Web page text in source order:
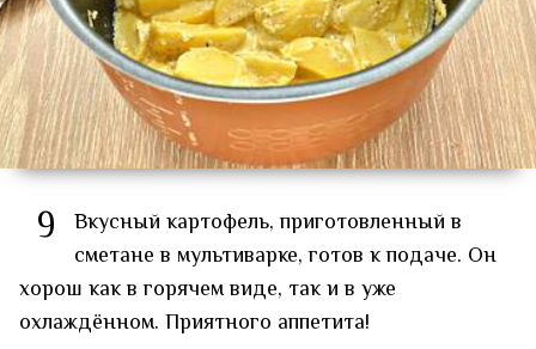
9
Вкусный картофель, приготовленный в
сметане в мультиварке, готов к подаче. Он
хорош как в горячем виде, так и в уже
охлаждённом. Приятного аппетита!